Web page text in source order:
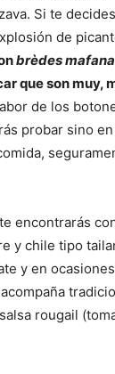
Si te
de
brèdes mafana
que son muy,
de los
probar sino
encontrarás
y chile tipo
y en
rougail